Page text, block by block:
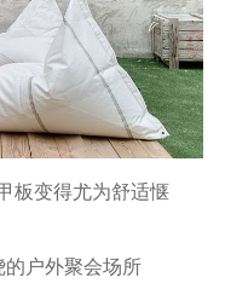
板变得尤为舒适惬
户外聚会场所